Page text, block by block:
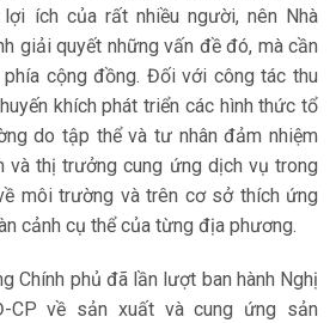
ích của rất nhiều người, nên Nhà
giải quyết những vấn đề đó, mà cần
cộng đồng. Đối với công tác thu
khích phát triển các hình thức tổ
do tập thể và tư nhân đảm nhiệm
và thị trưởng cung ứng dịch vụ trong
môi trường và trên cơ sở thích ứng
cảnh cụ thể của từng địa phương.
Chính phủ đã lần lượt ban hành Nghị
CP về sản xuất và cung ứng sản